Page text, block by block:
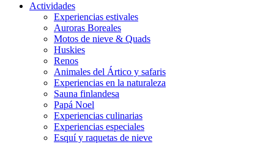
Actividades
Experiencias estivales
Auroras Boreales
Motos de nieve & Quads
Huskies
Renos
Animales del Ártico y safaris
Experiencias en la naturaleza
Sauna finlandesa
Papá Noel
Experiencias culinarias
Experiencias especiales
Esquí y raquetas de nieve